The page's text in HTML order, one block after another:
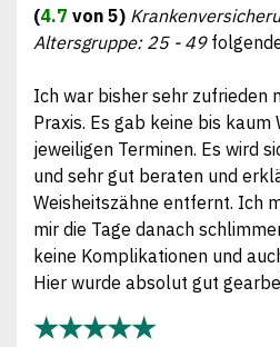
(4.7 von 5)
Altersgruppe: 25 - 49
Ich war bisher sehr zufrieden
Praxis. Es gab keine bis
jeweiligen Terminen. Es wird
und sehr gut beraten und
Weisheitszähne entfernt. Ich
mir die Tage danach
keine Komplikationen und
Hier wurde absolut gut
★★★★★